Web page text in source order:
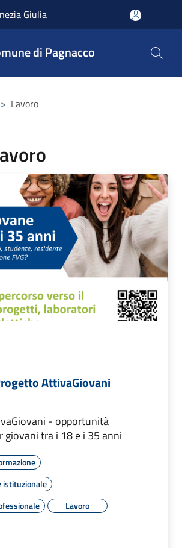
Giulia
di Pagnacco
> Lavoro
AttivaGiovani
- opportunità
giovani tra i 18 e i 35 anni
istituzionale
Lavoro